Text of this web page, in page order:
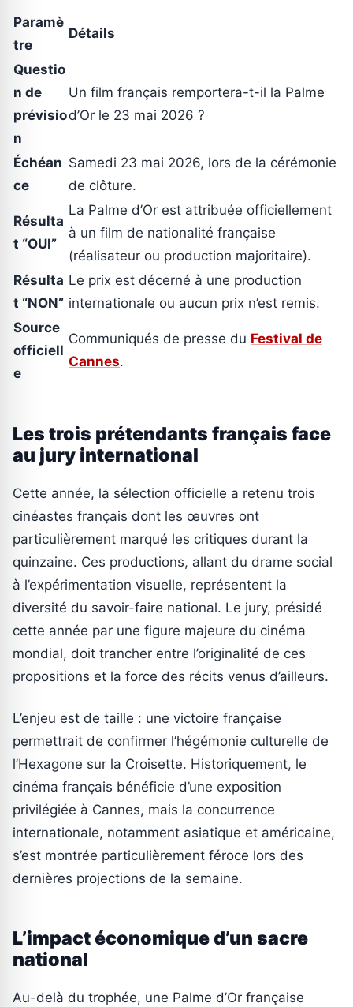
Paramè
tre
Détails
Questio
n de
prévisio
n
Un film français remportera-t-il la Palme
d’Or le 23 mai 2026 ?
Échéan
ce
Samedi 23 mai 2026, lors de la cérémonie
de clôture.
Résulta
t “OUI”
La Palme d’Or est attribuée officiellement
à un film de nationalité française
(réalisateur ou production majoritaire).
Résulta
t “NON”
Le prix est décerné à une production
internationale ou aucun prix n’est remis.
Source
officiell
e
Communiqués de presse du Festival de
Cannes.
Les trois prétendants français face
au jury international
Cette année, la sélection officielle a retenu trois
cinéastes français dont les œuvres ont
particulièrement marqué les critiques durant la
quinzaine. Ces productions, allant du drame social
à l’expérimentation visuelle, représentent la
diversité du savoir-faire national. Le jury, présidé
cette année par une figure majeure du cinéma
mondial, doit trancher entre l’originalité de ces
propositions et la force des récits venus d’ailleurs.
L’enjeu est de taille : une victoire française
permettrait de confirmer l’hégémonie culturelle de
l’Hexagone sur la Croisette. Historiquement, le
cinéma français bénéficie d’une exposition
privilégiée à Cannes, mais la concurrence
internationale, notamment asiatique et américaine,
s’est montrée particulièrement féroce lors des
dernières projections de la semaine.
L’impact économique d’un sacre
national
Au-delà du trophée, une Palme d’Or française